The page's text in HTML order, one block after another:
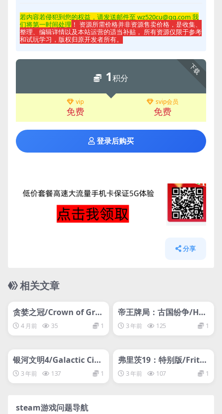
若内容若侵犯到您的权益，请发送邮件至 wz520cu@qq.com 我
们将第一时间处理 ！ 资源所需价格并非资源售卖价格，是收集、
整理、编辑详情以及本站运营的适当补贴， 所有资源仅限于参考
和试玩学习，版权归原开发者所有。
下载
1积分
vip
免费
svip会员
免费
登录后购买
分享
相关文章
网盘下载游戏
贪婪之冠/Crown of Gree
d 4 月前 35 1
网盘下载游戏
帝王牌局：古国纷争/Hex
archy
3 年前 125 1
网盘下载游戏
银河文明4/Galactic Civil
izations IV
3 年前 137 1
网盘下载游戏
弗里茨19：特别版/Fritz
19 SE
3 年前 107 1
steam游戏问题导航